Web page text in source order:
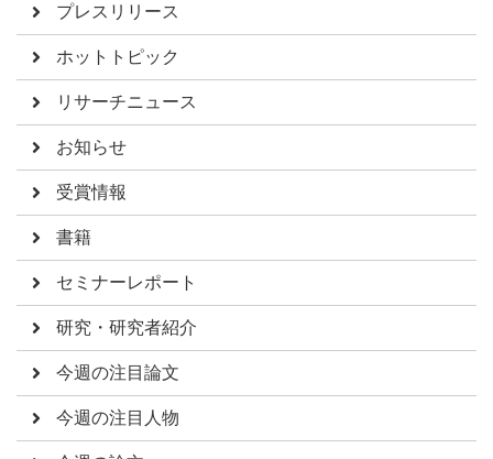
プレスリリース
ホットトピック
リサーチニュース
お知らせ
受賞情報
書籍
セミナーレポート
研究・研究者紹介
今週の注目論文
今週の注目人物